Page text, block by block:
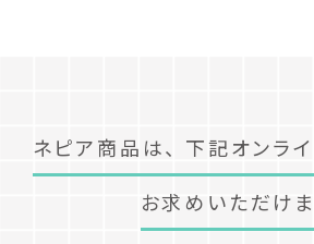
ネピア商品は、 下記オンラ
お求めいただけま